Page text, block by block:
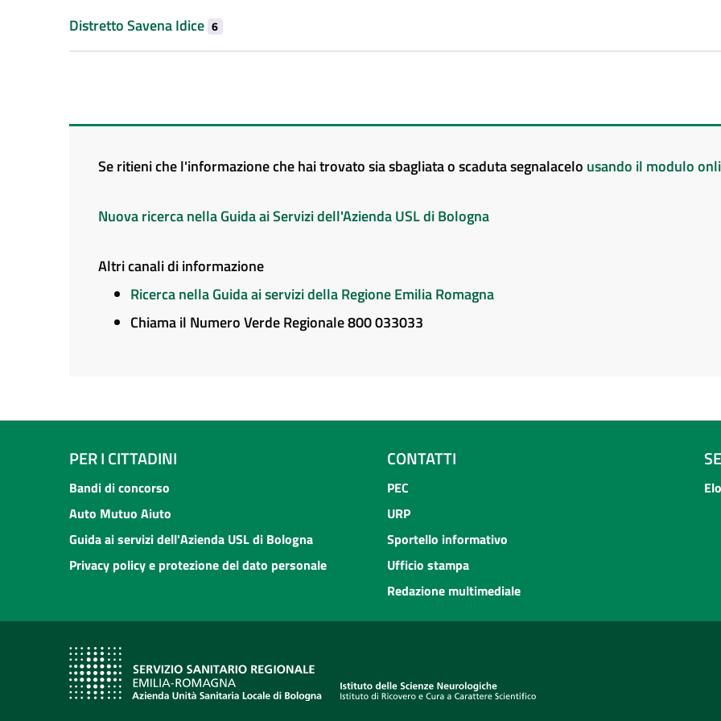
Distretto Savena Idice 6
Se ritieni che l'informazione che hai trovato sia sbagliata o scaduta segnalacelo usando il modulo
Nuova ricerca nella Guida ai Servizi dell'Azienda USL di Bologna
Altri canali di informazione
Ricerca nella Guida ai servizi della Regione Emilia Romagna
Chiama il Numero Verde Regionale 800 033033
PER I CITTADINI
Bandi di concorso
Auto Mutuo Aiuto
Guida ai servizi dell'Azienda USL di Bologna
Privacy policy e protezione del dato personale
CONTATTI
PEC
URP
Sportello informativo
Ufficio stampa
Redazione multimediale